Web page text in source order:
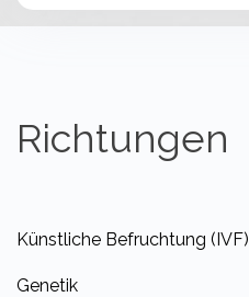
Richtungen
Künstliche Befruchtung (IVF)
Genetik